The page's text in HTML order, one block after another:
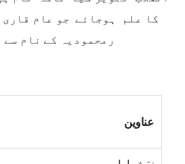
کا علم ہوجائے جو عام
رمحمودیہ کے نام سے
عناوین